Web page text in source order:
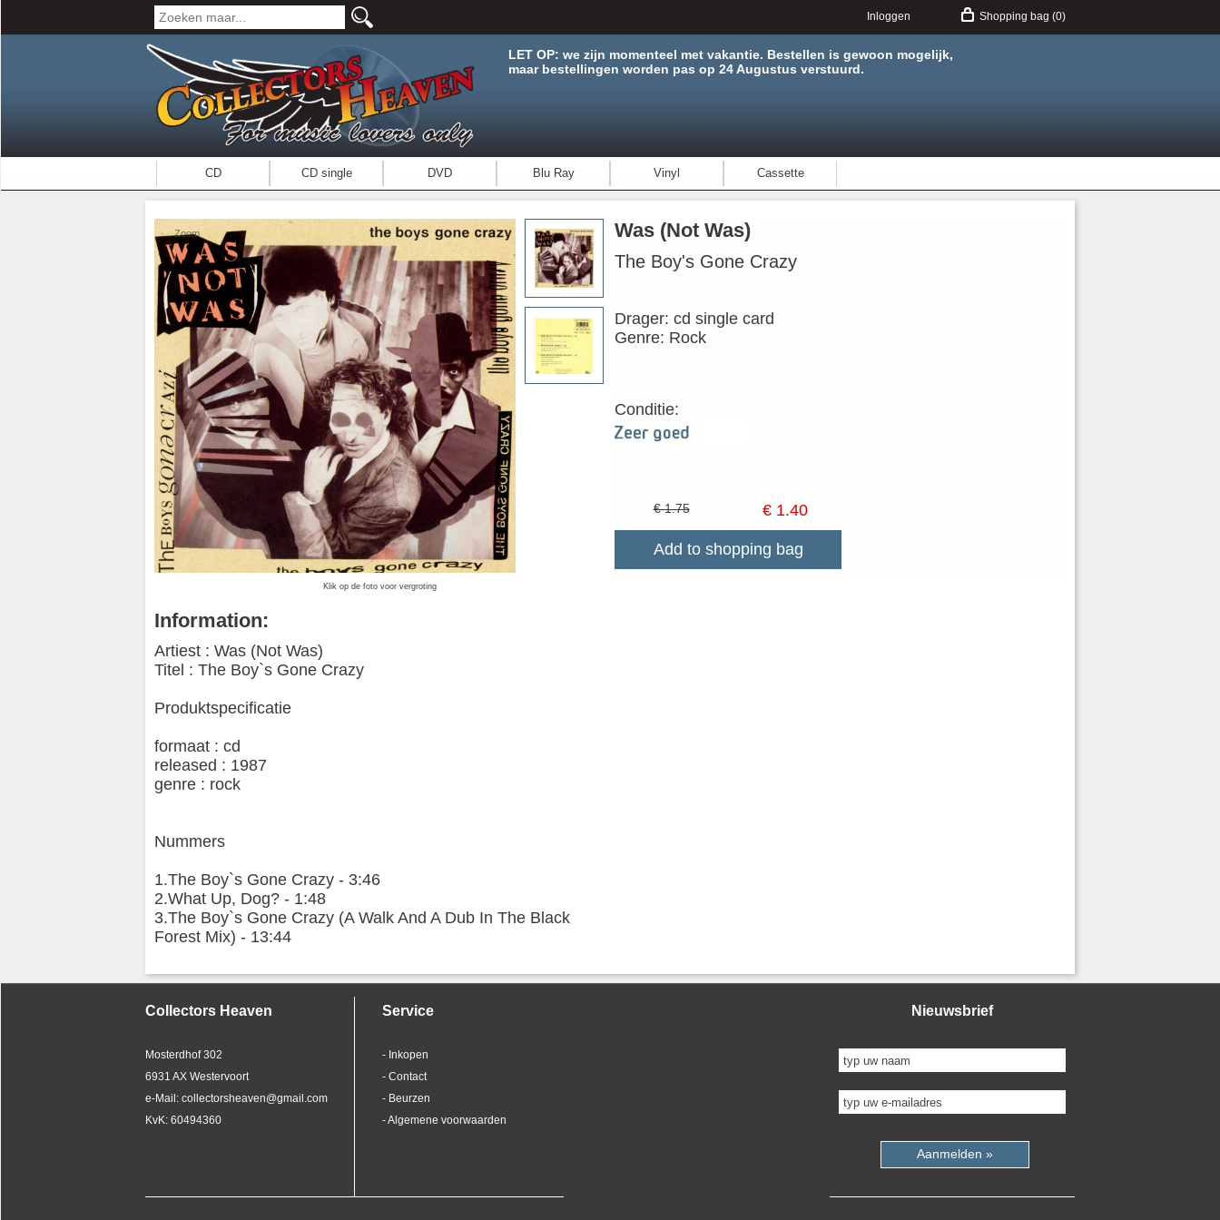
Shopping bag (0)
Inloggen
LET OP: we zijn momenteel met vakantie. Bestellen is gewoon mogelijk,
maar bestellingen worden pas op 24 Augustus verstuurd.
CD CD single DVD Blu Ray Vinyl Cassette
Zoom
Klik op de foto voor vergroting
Was (Not Was)
The Boy's Gone Crazy
Drager: cd single card
Genre: Rock
Conditie:
€ 1.75 € 1.40
Add to shopping bag
Information:
Artiest : Was (Not Was)
Titel : The Boy`s Gone Crazy
Produktspecificatie
formaat : cd
released : 1987
genre : rock
Nummers
1.The Boy`s Gone Crazy - 3:46
2.What Up, Dog? - 1:48
3.The Boy`s Gone Crazy (A Walk And A Dub In The Black
Forest Mix) - 13:44
Nieuwsbrief
Aanmelden »
Collectors Heaven
Mosterdhof 302
6931 AX Westervoort
e-Mail: collectorsheaven@gmail.com
KvK: 60494360
Service
- Inkopen
- Contact
- Beurzen
- Algemene voorwaarden